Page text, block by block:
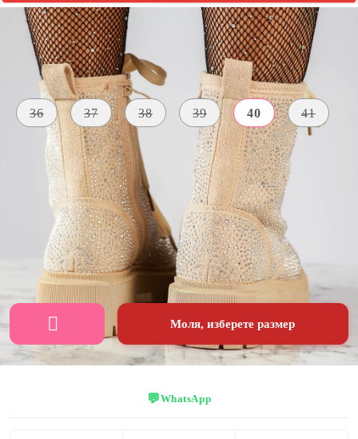
В наличност
Размер на обувки: Таблица с размери
36 37 38 39 40 41
ЦВЯТ
бежово
МАТЕРИАЛ
Екологична
ВЪТРЕ
подплатени
ВИСОЧИНА
НА
ПОДМЕТКАТА
5 CM
Моля, изберете размер
💬WhatsApp